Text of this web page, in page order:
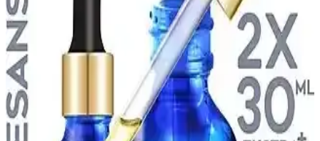
Lancome Tresor Edp 100 Ml Kadın Parfümü: Zarif
ve Kalıcı Odunsu Çiçeksi Koku Deneyimi
Lancome Tresor Edp 100 ml, odunsu ve çiçeksi notalarıyla kalıcı ve
şık bir kadın parfümüdür. Ferah yapısı ve uzun süreli etkisiyle
günlük ve özel kullanımlar için ideal bir seçenek sunar.
Afro Dynamic Parfüm Kalıcılığı Hakkında Bilgi ve
Etkileyen Faktörler